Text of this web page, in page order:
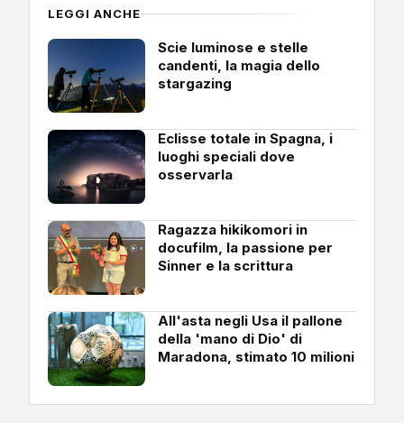
LEGGI ANCHE
Scie luminose e stelle
candenti, la magia dello
stargazing
Eclisse totale in Spagna, i
luoghi speciali dove
osservarla
Ragazza hikikomori in
docufilm, la passione per
Sinner e la scrittura
All'asta negli Usa il pallone
della 'mano di Dio' di
Maradona, stimato 10 milioni